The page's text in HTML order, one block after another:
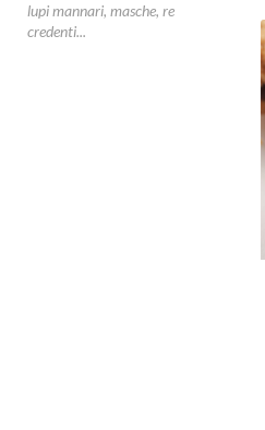
lupi mannari, masche, re
credenti...